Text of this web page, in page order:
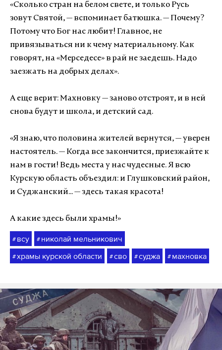
«Сколько стран на белом свете, и только Русь
зовут Святой, — вспоминает батюшка. — Почему?
Потому что Бог нас любит! Главное, не
привязываться ни к чему материальному. Как
говорят, на «Мерседесе» в рай не заедешь. Надо
заезжать на добрых делах».
А еще верит: Махновку — заново отстроят, и в ней
снова будут и школа, и детский сад.
«Я знаю, что половина жителей вернутся,— уверен
настоятель. — Когда все закончится, приезжайте к
нам в гости! Ведь места у нас чудесные. Я всю
Курскую область объездил: и Глушковский район,
и Суджанский...— здесь такая красота!
А какие здесь были храмы!»
# всу # николай мельникович
#храмы курской области #сво #суджа # махновка